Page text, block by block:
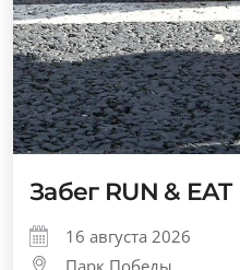
Забег RUN & EAT
16 августа 2026
Парк Победы